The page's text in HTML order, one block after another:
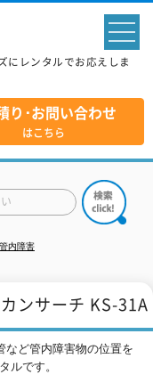
にレンタルでお応えしま
り･お問い合わせ
はこちら
内障害
ンサーチ KS-31A
など管内障害物の位置を
ルです。